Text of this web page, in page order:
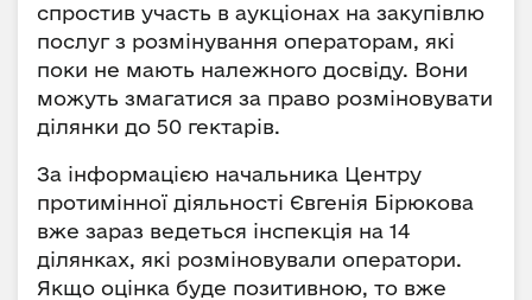
спростив участь в аукціонах на закупівлю
послуг з розмінування операторам, які
поки не мають належного досвіду. Вони
можуть змагатися за право розміновувати
ділянки до 50 гектарів.
За інформацією начальника Центру
протимінної діяльності Євгенія Бірюкова
вже зараз ведеться інспекція на 14
ділянках, які розміновували оператори.
Якщо оцінка буде позитивною, то вже